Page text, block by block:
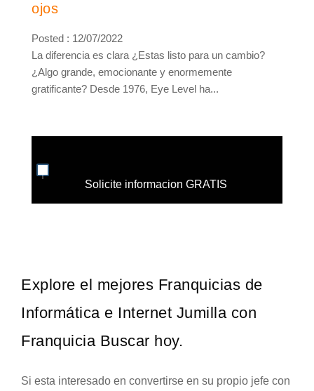
ojos
Posted : 12/07/2022
La diferencia es clara ¿Estas listo para un cambio?
¿Algo grande, emocionante y enormemente
gratificante? Desde 1976, Eye Level ha...
Solicite informacion GRATIS
Explore el mejores Franquicias de
Informática e Internet Jumilla con
Franquicia Buscar hoy.
Si esta interesado en convertirse en su propio jefe con